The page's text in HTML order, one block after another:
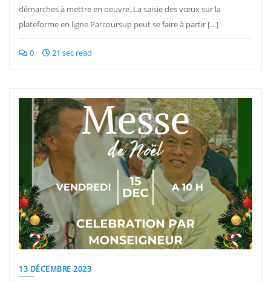
démarches à mettre en oeuvre. La saisie des vœux sur la
plateforme en ligne Parcoursup peut se faire à partir […]
0 21 sec read
13 DÉCEMBRE 2023